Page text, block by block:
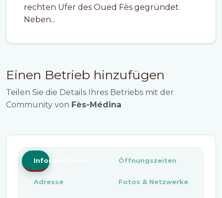
rechten Ufer des Oued Fès gegründet.
Neben...
Einen Betrieb hinzufügen
Teilen Sie die Details Ihres Betriebs mit der
Community von Fès-Médina
Informationen Öffnungszeiten
Adresse Fotos & Netzwerke